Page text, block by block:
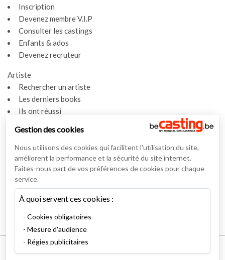
Inscription
Devenez membre V.I.P
Consulter les castings
Enfants & ados
Devenez recruteur
Artiste
Rechercher un artiste
Les derniers books
Ils ont réussi
Actualités
Actualités
Vidéos
Interviews
Nos interviews
Mentions légales
Gestion des cookies
Nous utilisons des cookies qui facilitent l'utilisation du site,
améliorent la performance et la sécurité du site internet.
Faites-nous part de vos préférences de cookies pour chaque
service.
À quoi servent ces cookies :
Cookies obligatoires
Mesure d'audience
Régies publicitaires